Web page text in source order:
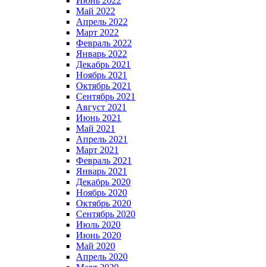
Май 2022
Апрель 2022
Март 2022
Февраль 2022
Январь 2022
Декабрь 2021
Ноябрь 2021
Октябрь 2021
Сентябрь 2021
Август 2021
Июнь 2021
Май 2021
Апрель 2021
Март 2021
Февраль 2021
Январь 2021
Декабрь 2020
Ноябрь 2020
Октябрь 2020
Сентябрь 2020
Июль 2020
Июнь 2020
Май 2020
Апрель 2020